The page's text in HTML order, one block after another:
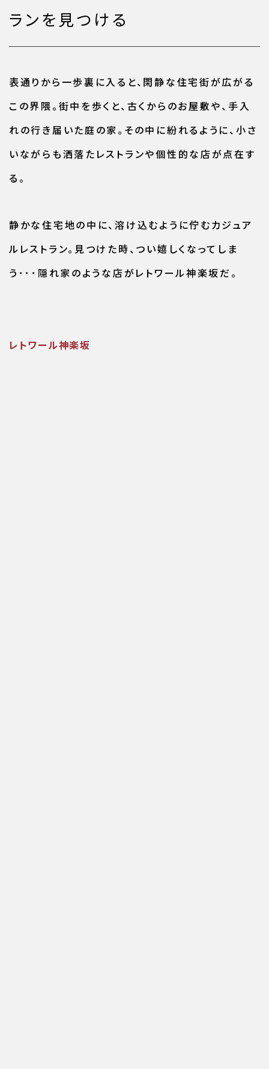
ランを見つける
表通りから一歩裏に入ると、閑静な住宅街が広がる
この界隈。街中を歩くと、古くからのお屋敷や、手入
れの行き届いた庭の家。その中に紛れるように、小さ
いながらも洒落たレストランや個性的な店が点在す
る。
静かな住宅地の中に、溶け込むように佇むカジュア
ルレストラン。見つけた時、つい嬉しくなってしま
う･･･隠れ家のような店がレトワール神楽坂だ。
レトワール神楽坂